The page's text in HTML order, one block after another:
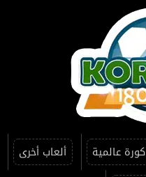
كورة عالمية ألعاب أخرى